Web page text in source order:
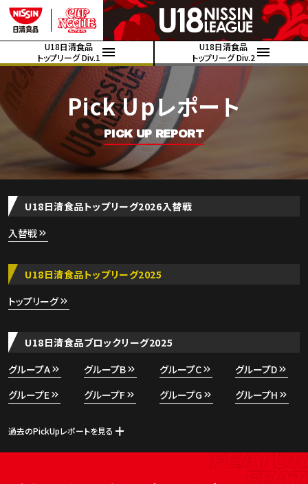
U18日清食品
トップリーグ Div.1
U18日清食品
トップリーグ Div.2
Pick Upレポート
PICK UP REPORT
U18日清食品トップリーグ2026入替戦
入替戦
U18日清食品トップリーグ2025
トップリーグ
U18日清食品ブロックリーグ2025
グループA
グループB グループC
グループD
グループE
グループF グループG グループH
過去のPickUpレポートを見る